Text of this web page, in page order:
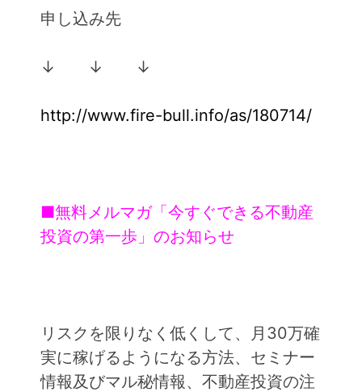
申し込み先
↓ ↓ ↓
http://www.fire-bull.info/as/180714/
■無料メルマガ「今すぐできる不動産
投資の第一歩」のお知らせ
リスクを限りなく低くして、月30万確
実に稼げるようになる方法、セミナー
情報及びマル秘情報、不動産投資の注